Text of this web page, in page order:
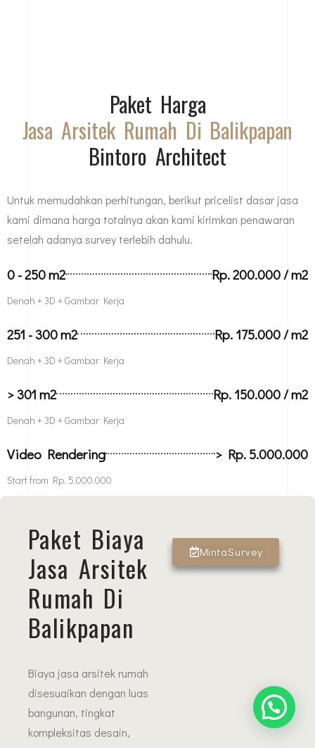
Paket Harga
Jasa Arsitek Rumah Di Balikpapan
Bintoro Architect
Untuk memudahkan perhitungan, berikut pricelist dasar jasa
kami dimana harga totalnya akan kami kirimkan penawaran
setelah adanya survey terlebih dahulu.
0 - 250 m2 Rp. 200.000 / m2
Denah + 3D + Gambar Kerja
251 - 300 m2 Rp. 175.000 / m2
Denah + 3D + Gambar Kerja
> 301 m2 Rp. 150.000 / m2
Denah + 3D + Gambar Kerja
Video Rendering > Rp. 5.000.000
Start from Rp. 5.000.000
MintaSurvey
Paket Biaya
Jasa Arsitek
Rumah Di
Balikpapan
Biaya jasa arsitek rumah
disesuaikan dengan luas
bangunan, tingkat
kompleksitas desain,